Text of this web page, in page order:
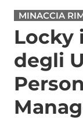
MINACCIA
Locky
degli